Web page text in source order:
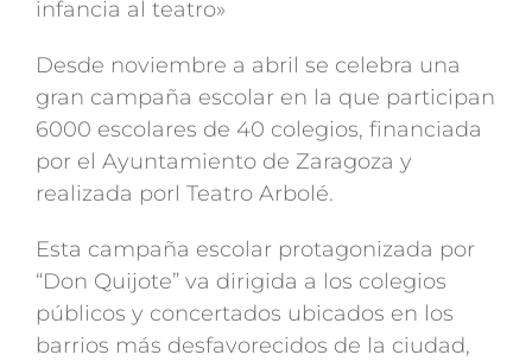
infancia al teatro»
Desde noviembre a abril se celebra una
gran campaña escolar en la que participan
6000 escolares de 40 colegios, financiada
por el Ayuntamiento de Zaragoza y
realizada porl Teatro Arbolé.
Esta campaña escolar protagonizada por
“Don Quijote” va dirigida a los colegios
públicos y concertados ubicados en los
barrios más desfavorecidos de la ciudad,